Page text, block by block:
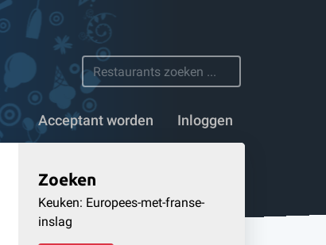
Acceptant worden Inloggen
Zoeken
Keuken: Europees-met-franse-
inslag